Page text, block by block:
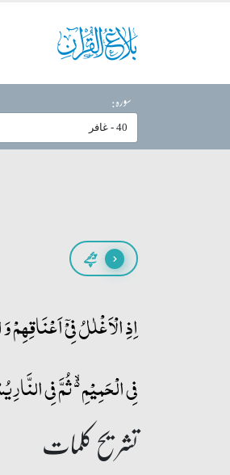
سورہ:
پیچھے
اِذِ الۡاَغۡلٰلُ فِیۡۤ
فِی الۡحَمِیۡمِ ۬ۙ ثُمَّ فِی النَّارِ
تشریح کلمات